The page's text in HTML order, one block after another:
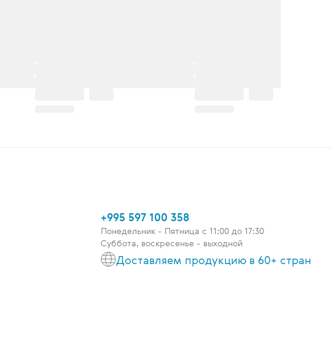
+995 597 100 358
Понедельник - Пятница c 11:00 до 17:30
Суббота, воскресенье - выходной
Доставляем продукцию в 60+ стран